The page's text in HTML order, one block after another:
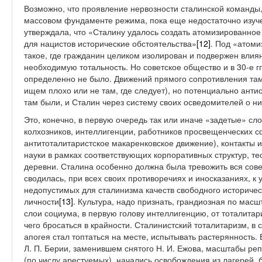
Возможно, что проявление нервозности сталинской
массовом фундаменте режима, пока еще недостаточно
утверждала, что «Сталину удалось создать
для нацистов исторические обстоятельства»[12]. Под
такое, где гражданин целиком изолирован и подвержен
необходимую тотальность. Но советское общество и в 30-е
определенно не было. Движений прямого сопротивления
ищем плохо или не там, где следует), но потенциально
там были, и Сталин через систему своих осведомителей о
Это, конечно, в первую очередь так или иначе «задетые»
колхозников, интеллигенции, работников просвещенческих
антитоталитаристское макаренковское движение),
науки в рамках соответствующих корпоративных структур,
деревни. Сталина особенно должна была тревожить вся
сводилась, при всех своих противоречиях и иносказаниях,
недопустимых для сталинизма качеств свободного
личности[13]. Культура, надо признать, грандиозная по
слои социума, в первую голову интеллигенцию, от
чего бросаться в крайности. Сталинистский тоталитаризм,
апогея стал топтаться на месте, испытывать
Л. П. Берии, заменившем снятого Н. И. Ежова, масштабы
(по числу арестуемых), начались освобождения из